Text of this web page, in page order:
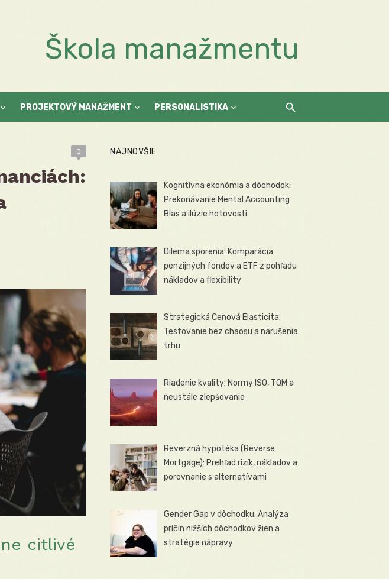
Škola manažmentu
PROJEKTOVÝ MANAŽMENT PERSONALISTIKA
0
citlivé
NAJNOVŠIE
Kognitívna ekonómia a dôchodok:
Prekonávanie Mental Accounting
Bias a ilúzie hotovosti
Dilema sporenia: Komparácia
penzijných fondov a ETF z pohľadu
nákladov a flexibility
Strategická Cenová Elasticita:
Testovanie bez chaosu a narušenia
trhu
Riadenie kvality: Normy ISO, TQM a
neustále zlepšovanie
Reverzná hypotéka (Reverse
Mortgage): Prehľad rizík, nákladov a
porovnanie s alternatívami
Gender Gap v dôchodku: Analýza
príčin nižších dôchodkov žien a
stratégie nápravy